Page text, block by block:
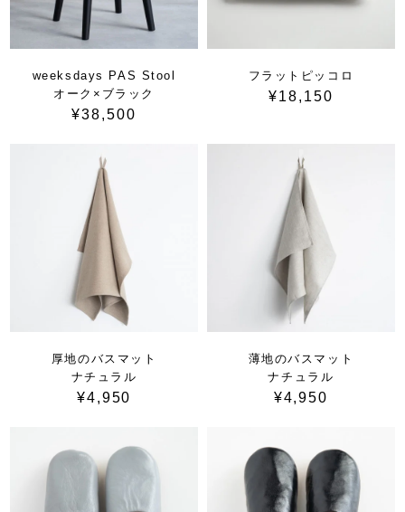
weeksdays PAS Stool
オーク×ブラック
¥38,500
フラットピッコロ
¥18,150
厚地のバスマット
ナチュラル
¥4,950
薄地のバスマット
ナチュラル
¥4,950